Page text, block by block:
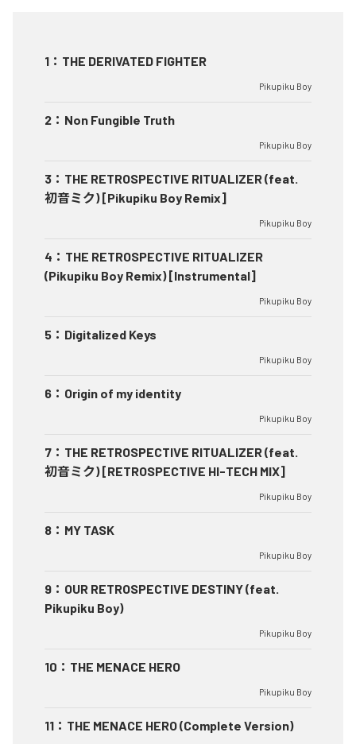
1 ： THE DERIVATED FIGHTER
Pikupiku Boy
2 ： Non Fungible Truth
Pikupiku Boy
3 ： THE RETROSPECTIVE RITUALIZER (feat.
初音ミク) [Pikupiku Boy Remix]
Pikupiku Boy
4 ： THE RETROSPECTIVE RITUALIZER
(Pikupiku Boy Remix) [Instrumental]
Pikupiku Boy
5 ： Digitalized Keys
Pikupiku Boy
6 ： Origin of my identity
Pikupiku Boy
7 ： THE RETROSPECTIVE RITUALIZER (feat.
初音ミク) [RETROSPECTIVE HI-TECH MIX]
Pikupiku Boy
8 ： MY TASK
Pikupiku Boy
9 ： OUR RETROSPECTIVE DESTINY (feat.
Pikupiku Boy)
Pikupiku Boy
10 ： THE MENACE HERO
Pikupiku Boy
11 ： THE MENACE HERO (Complete Version)